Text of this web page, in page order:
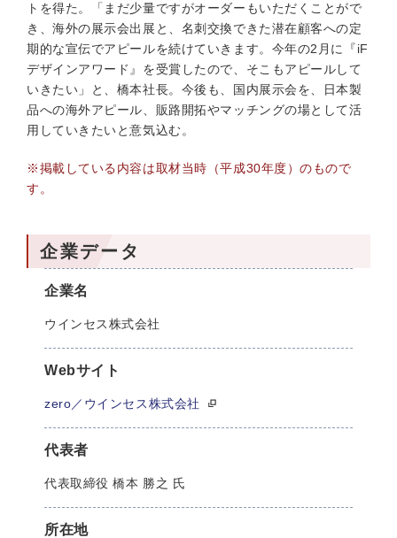
トを得た。「まだ少量ですがオーダーもいただくことがで
き、海外の展示会出展と、名刺交換できた潜在顧客への定
期的な宣伝でアピールを続けていきます。今年の2月に『iF
デザインアワード』を受賞したので、そこもアピールして
いきたい」と、橋本社長。今後も、国内展示会を、日本製
品への海外アピール、販路開拓やマッチングの場として活
用していきたいと意気込む。
※掲載している内容は取材当時（平成30年度）のもので
す。
企業データ
企業名
ウインセス株式会社
Webサイト
zero／ウインセス株式会社
代表者
代表取締役 橋本 勝之 氏
所在地